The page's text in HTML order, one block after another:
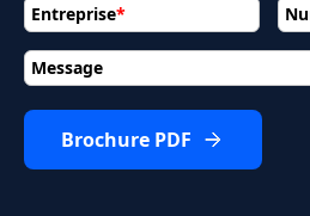
Entreprise*
Message
Brochure PDF